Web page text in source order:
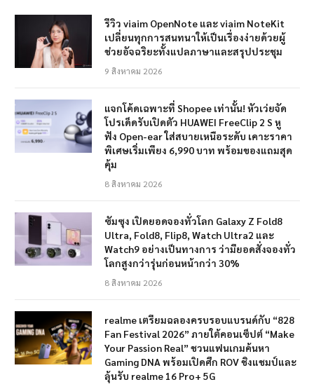
รีวิว viaim OpenNote และ viaim NoteKit
เปลี่ยนทุกการสนทนาให้เป็นเรื่องง่ายด้วยผู้
ช่วยอัจฉริยะทั้งแปลภาษาและสรุปประชุม
9 สิงหาคม 2026
แจกโค้ดเฉพาะที่ Shopee เท่านั้น! หัวเว่ยจัด
โปรเด็ดรับเปิดตัว HUAWEI FreeClip 2 S หู
ฟัง Open-ear ใส่สบายเหนือระดับ เคาะราคา
พิเศษเริ่มเพียง 6,990 บาท พร้อมของแถมสุด
คุ้ม
8 สิงหาคม 2026
ซัมซุง เปิดยอดจองทั่วโลก Galaxy Z Fold8
Ultra, Fold8, Flip8, Watch Ultra2 และ
Watch9 อย่างเป็นทางการ ว่ามียอดสั่งจองทั่ว
โลกสูงกว่ารุ่นก่อนหน้ากว่า 30%
8 สิงหาคม 2026
realme เตรียมฉลองครบรอบแบรนด์กับ “828
Fan Festival 2026” ภายใต้คอนเซ็ปต์ “Make
Your Passion Real” ชวนแฟนเกมค้นหา
Gaming DNA พร้อมเปิดศึก ROV ชิงแชมป์และ
ลุ้นรับ realme 16 Pro+ 5G